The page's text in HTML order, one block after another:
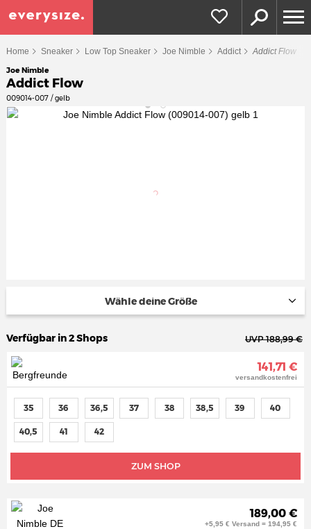
Home Sneaker Low Top Sneaker Joe Nimble Addict Addict Flow
Joe Nimble
Addict Flow
009014-007 / gelb
Wähle deine Größe
Verfügbar in 2 Shops UVP 188,99 €
141,71 €
versandkostenfrei
ZUM SHOP
35 36 36,5 37 38 38,5 39 40
40,5 41 42
189,00 €
+5,95 € Versand = 194,95 €